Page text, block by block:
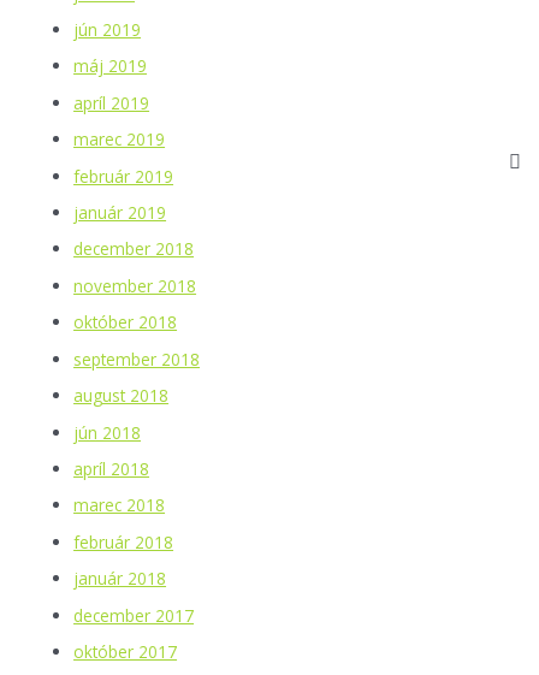
jún 2019
máj 2019
apríl 2019
marec 2019
február 2019
január 2019
december 2018
november 2018
október 2018
september 2018
august 2018
jún 2018
apríl 2018
marec 2018
február 2018
január 2018
december 2017
október 2017